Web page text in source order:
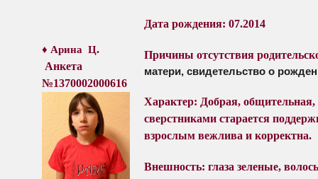
♦ Арина Ц.
Анкета
№1370002000616
Дата рождения: 07.2014
Причины отсутствия
матери, свидетельство о
Характер: Добрая,
сверстниками старается
взрослым вежлива и корректна.
Внешность: глаза зеленые,